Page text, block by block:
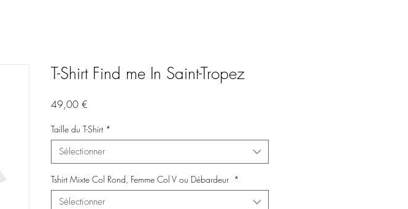
T-Shirt Find me In Saint-Tropez
49,00 €
Taille du T-Shirt *
Sélectionner
Tshirt Mixte Col Rond, Femme Col V ou Débardeur *
Sélectionner